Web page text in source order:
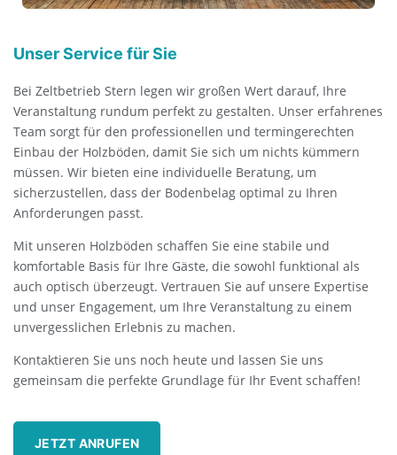
Unser Service für Sie
Bei Zeltbetrieb Stern legen wir großen Wert darauf, Ihre
Veranstaltung rundum perfekt zu gestalten. Unser erfahrenes
Team sorgt für den professionellen und termingerechten
Einbau der Holzböden, damit Sie sich um nichts kümmern
müssen. Wir bieten eine individuelle Beratung, um
sicherzustellen, dass der Bodenbelag optimal zu Ihren
Anforderungen passt.
Mit unseren Holzböden schaffen Sie eine stabile und
komfortable Basis für Ihre Gäste, die sowohl funktional als
auch optisch überzeugt. Vertrauen Sie auf unsere Expertise
und unser Engagement, um Ihre Veranstaltung zu einem
unvergesslichen Erlebnis zu machen.
Kontaktieren Sie uns noch heute und lassen Sie uns
gemeinsam die perfekte Grundlage für Ihr Event schaffen!
JETZT ANRUFEN